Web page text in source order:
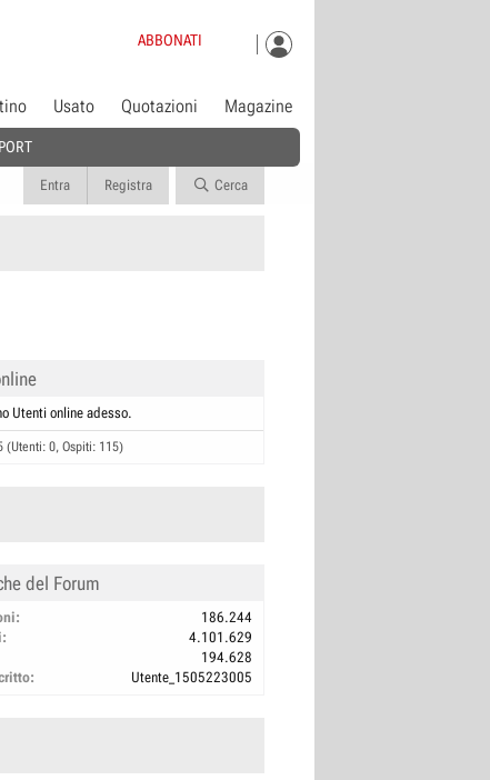
ABBONATI
Usato Quotazioni Magazine
Entra Registra Cerca
Utenti online adesso.
(Utenti: 0, Ospiti: 115)
del Forum
186.244
4.101.629
194.628
Utente_1505223005